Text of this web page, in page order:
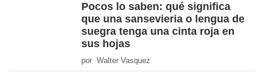
Pocos lo saben: qué significa
que una sansevieria o lengua de
suegra tenga una cinta roja en
sus hojas
por Walter Vasquez